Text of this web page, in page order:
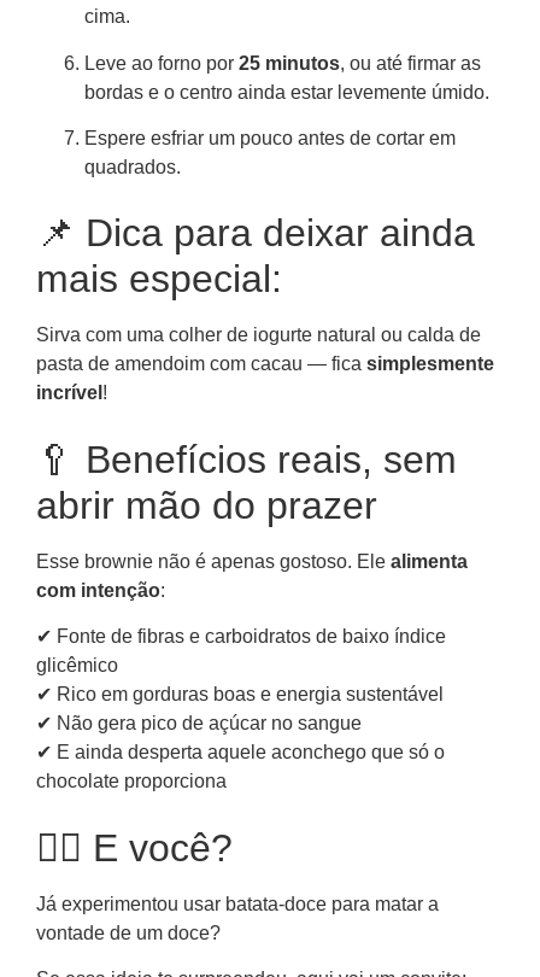
cima.
Leve ao forno por 25 minutos, ou até firmar as
bordas e o centro ainda estar levemente úmido.
Espere esfriar um pouco antes de cortar em
quadrados.
📌 Dica para deixar ainda
mais especial:
Sirva com uma colher de iogurte natural ou calda de
pasta de amendoim com cacau — fica simplesmente
incrível !
🥄 Benefícios reais, sem
abrir mão do prazer
Esse brownie não é apenas gostoso. Ele alimenta
com intenção:
✔ Fonte de fibras e carboidratos de baixo índice
glicêmico
✔ Rico em gorduras boas e energia sustentável
✔ Não gera pico de açúcar no sangue
✔ E ainda desperta aquele aconchego que só o
chocolate proporciona
🙋‍♀️ E você?
Já experimentou usar batata-doce para matar a
vontade de um doce?